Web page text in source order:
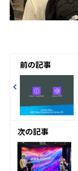
前の記事
次の記事